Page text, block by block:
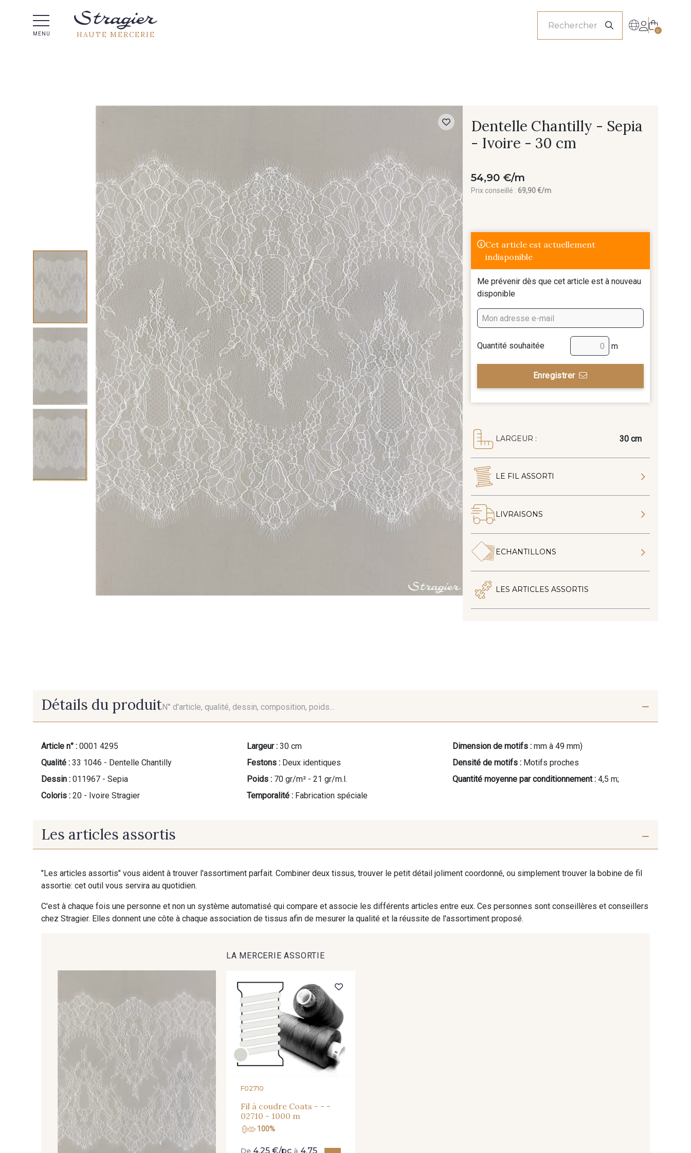
MENU HAUTE MERCERIE 0
Dentelle Chantilly - Sepia
- Ivoire - 30 cm
54,90 €/m
Prix conseillé : 69,90 €/m
Cet article est actuellement
indisponible
Me prévenir dès que cet article est à nouveau
disponible
Quantité souhaitée m
Enregistrer
LARGEUR : 30 cm
LE FIL ASSORTI
LIVRAISONS
ECHANTILLONS
LES ARTICLES ASSORTIS
Détails du produitN° d'article, qualité, dessin, composition, poids...
Article n° : 0001 4295
Qualité : 33 1046 - Dentelle Chantilly
Dessin : 011967 - Sepia
Coloris : 20 - Ivoire Stragier
Largeur : 30 cm
Festons : Deux identiques
Poids : 70 gr/m² - 21 gr/m.l.
Temporalité : Fabrication spéciale
Dimension de motifs : mm à 49 mm)
Densité de motifs : Motifs proches
Quantité moyenne par conditionnement : 4,5 m;
Les articles assortis
"Les articles assortis" vous aident à trouver l'assortiment parfait. Combiner deux tissus, trouver le petit détail joliment coordonné, ou simplement trouver la bobine de fil
assortie: cet outil vous servira au quotidien.
C'est à chaque fois une personne et non un système automatisé qui compare et associe les différents articles entre eux. Ces personnes sont conseillères et conseillers
chez Stragier. Elles donnent une côte à chaque association de tissus afin de mesurer la qualité et la réussite de l'assortiment proposé.
LA MERCERIE ASSORTIE
F02710
Fil à coudre Coats - - -
02710 - 1000 m
100%
De 4,25 €/pc à 4,75